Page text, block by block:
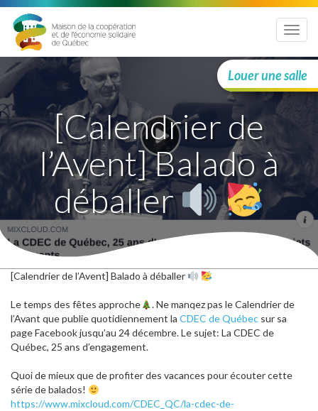
Menu
Louer une salle
[Calendrier de
l’Avent] Balado à
déballer
[Calendrier de l’Avent] Balado à déballer
Le temps des fêtes approche
. Ne manqez pas le Calendrier de
l’Avant que publie quotidiennement la CDEC de Québec sur sa
page Facebook jusqu’au 24 décembre. Le sujet: La CDEC de
Québec, 25 ans d’engagement.
Quoi de mieux que de profiter des vacances pour écouter cette
série de balados!
https://www.mixcloud.com/CDEC_QC/la-cdec-de-